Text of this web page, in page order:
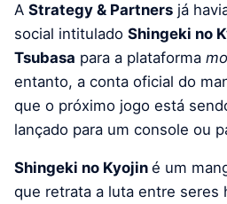
A Strategy & Partners já
social intitulado Shingeki no
Tsubasa para a plataforma
entanto, a conta oficial do
que o próximo jogo está
lançado para um console ou
Shingeki no Kyojin é um
que retrata a luta entre seres